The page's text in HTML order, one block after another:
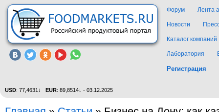
Форум Лента
Новости
Каталог компаний
Лаборатория
Регистрация
USD: 77,4631↓ EUR: 89,8514↓ - 03.12.2025